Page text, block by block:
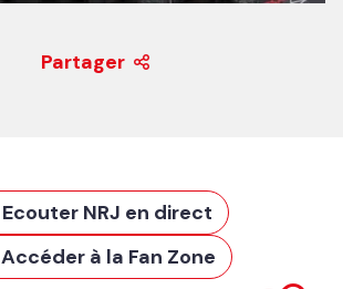
Partager
Ecouter NRJ en direct
Accéder à la Fan Zone